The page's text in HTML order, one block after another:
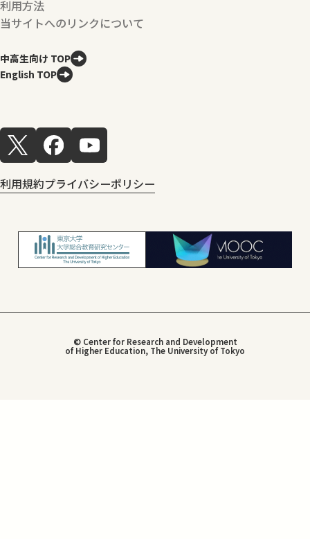
利用方法
当サイトへのリンクについて
中高生向け TOP
English TOP
利用規約プライバシーポリシー
© Center for Research and Development
of Higher Education, The University of Tokyo